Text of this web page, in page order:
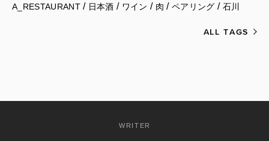
A_RESTAURANT/ 日本酒 / ワイン / 肉 / ペアリング / 石川
ALL TAGS
WRITER